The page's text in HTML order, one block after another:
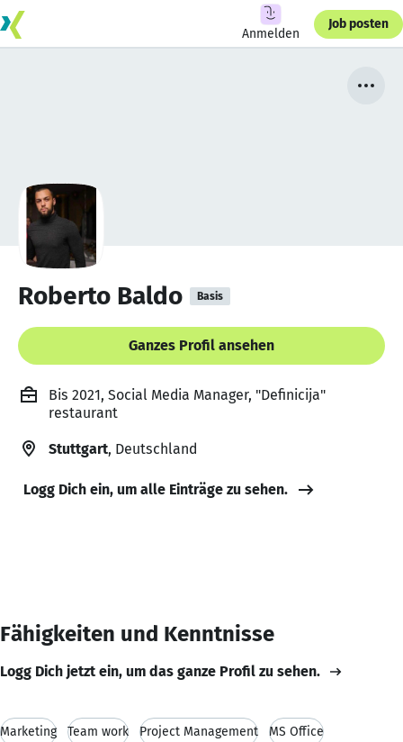
Anmelden
Job posten
Roberto Baldo Basis
Ganzes Profil ansehen
Bis 2021, Social Media Manager, "Definicija"
restaurant
Stuttgart, Deutschland
Logg Dich ein, um alle Einträge zu sehen.
Fähigkeiten und Kenntnisse
Logg Dich jetzt ein, um das ganze Profil zu sehen.
Marketing Team work Project Management MS Office